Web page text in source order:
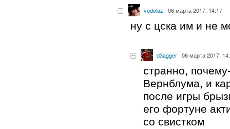
vodolaz 06 марта 2017, 14:17
ну с цска им и не
d3agger 06 марта 2017,
странно,
Вернблума, и
после игры
его фортуне
со свистком